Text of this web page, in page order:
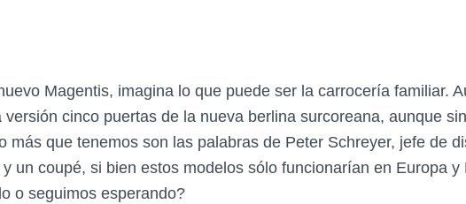
Magentis, imagina lo que puede ser la carrocería familiar.
cinco puertas de la nueva berlina surcoreana, aunque
más que tenemos son las palabras de Peter Schreyer, jefe de
un coupé, si bien estos modelos sólo funcionarían en Europa
o seguimos esperando?